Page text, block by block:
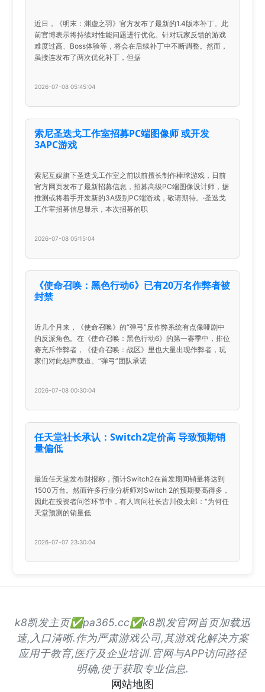
近日，《明末：渊虚之羽》官方发布了最新的1.4版本补丁。此
前官博表示将持续对性能问题进行优化。针对玩家反馈的游戏
难度过高、Boss体验等，将会在后续补丁中不断调整。然而，
虽接连发布了两次优化补丁，但据
2026-07-08 05:45:04
索尼圣迭戈工作室招募PC端图像师 或开发
3APC游戏
索尼互娱旗下圣迭戈工作室之前以前擅长制作棒球游戏，日前
官方网页发布了最新招募信息，招募高级PC端图像设计师，据
推测或将着手开发新的3A级别PC端游戏，敬请期待。·圣迭戈
工作室招募信息显示，本次招募的职
2026-07-08 05:15:04
《使命召唤：黑色行动6》已有20万名作弊者被
封禁
近几个月来，《使命召唤》的“弹弓”反作弊系统有点像哑剧中
的反派角色。在《使命召唤：黑色行动6》的第一赛季中，排位
赛充斥作弊者，《使命召唤：战区》里也大量出现作弊者，玩
家们对此怨声载道。“弹弓”团队承诺
2026-07-08 00:30:04
任天堂社长承认：Switch2定价高 导致预期销
量偏低
最近任天堂发布财报称，预计Switch2在首发期间销量将达到
1500万台。然而许多行业分析师对Switch 2的预期要高得多，
因此在投资者问答环节中，有人询问社长古川俊太郎：“为何任
天堂预测的销量低
2026-07-07 23:30:04
k8凯发主页✅pa365.cc✅k8凯发官网首页加载迅
速,入口清晰.作为严肃游戏公司,其游戏化解决方案
应用于教育,医疗及企业培训.官网与APP访问路径
明确,便于获取专业信息.
网站地图